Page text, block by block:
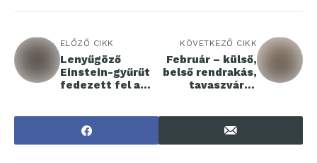
ELŐZŐ CIKK
Lenyűgöző
Einstein-gyűrűt
fedezett fel a
KÖVETKEZŐ CIKK
Február – külső,
belső rendrakás,
tavaszvárás